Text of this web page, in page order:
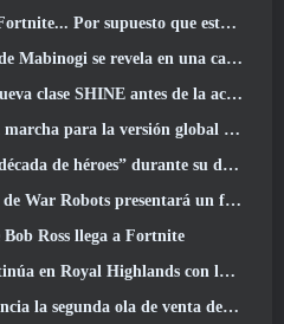
supuesto que estaba destinado a suceder
se revela en una carta del productor
SHINE antes de la actualización de junio
de la 'Prueba de prólogo' de Limit Zero Breakers de NCSoft
héroes” durante su décimo aniversario
un francotirador inspirado en Lovecraft
Ross llega a Fortnite
Highlands con la actualización de hoy
ola de venta de entradas para ExileCon